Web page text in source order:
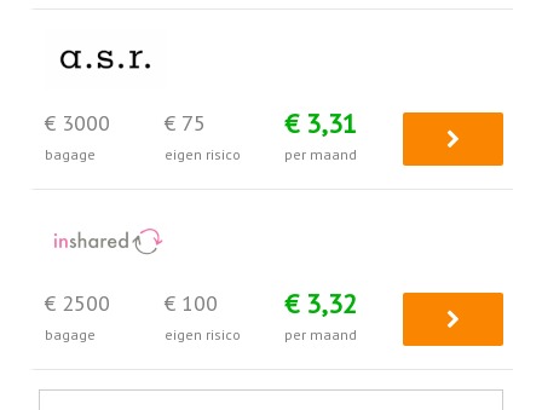
€ 3000
bagage
€ 75
eigen risico
€ 3,31
per maand
€ 2500
bagage
€ 100
eigen risico
€ 3,32
per maand